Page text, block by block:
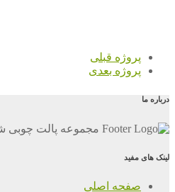
پروژه قبلی
پروژه بعدی
درباره ما
مجموعه پالت چوبی
لینک های مفید
صفحه اصلی